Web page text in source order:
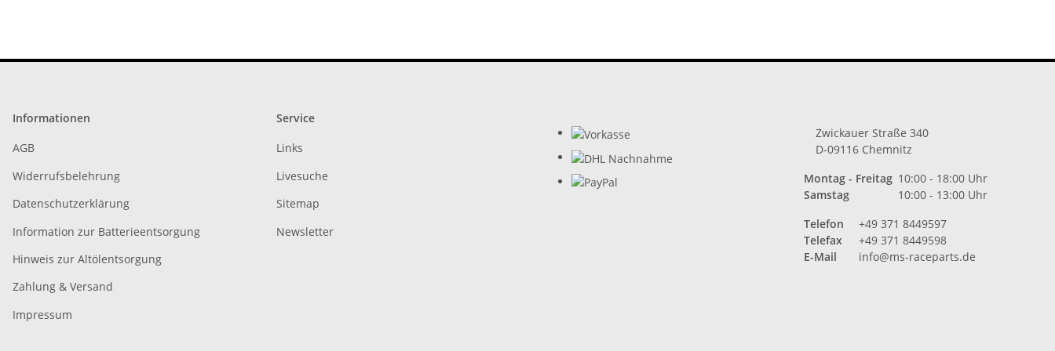
Informationen
AGB
Widerrufsbelehrung
Datenschutzerklärung
Information zur Batterieentsorgung
Hinweis zur Altölentsorgung
Zahlung & Versand
Impressum
Service
Links
Livesuche
Sitemap
Newsletter
Zwickauer Straße 340
D-09116 Chemnitz
Montag - Freitag 10:00 - 18:00 Uhr
Samstag
10:00 - 13:00 Uhr
Telefon
+49 371 8449597
Telefax
+49 371 8449598
E-Mail
info@ms-raceparts.de